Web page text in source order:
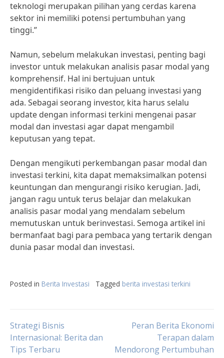
teknologi merupakan pilihan yang cerdas karena
sektor ini memiliki potensi pertumbuhan yang
tinggi.”
Namun, sebelum melakukan investasi, penting bagi
investor untuk melakukan analisis pasar modal yang
komprehensif. Hal ini bertujuan untuk
mengidentifikasi risiko dan peluang investasi yang
ada. Sebagai seorang investor, kita harus selalu
update dengan informasi terkini mengenai pasar
modal dan investasi agar dapat mengambil
keputusan yang tepat.
Dengan mengikuti perkembangan pasar modal dan
investasi terkini, kita dapat memaksimalkan potensi
keuntungan dan mengurangi risiko kerugian. Jadi,
jangan ragu untuk terus belajar dan melakukan
analisis pasar modal yang mendalam sebelum
memutuskan untuk berinvestasi. Semoga artikel ini
bermanfaat bagi para pembaca yang tertarik dengan
dunia pasar modal dan investasi.
Posted in Berita Investasi Tagged berita investasi terkini
Post
Strategi Bisnis
Internasional: Berita dan
Tips Terbaru
Peran Berita Ekonomi
Terapan dalam
Mendorong Pertumbuhan